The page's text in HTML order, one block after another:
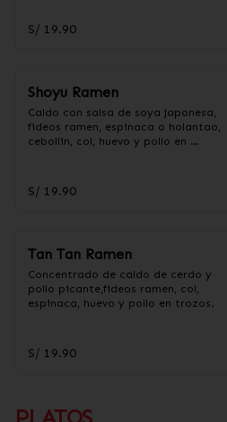
S/ 19.90
Shoyu Ramen
Caldo con salsa de soya japonesa,
fideos ramen, espinaca o holantao,
cebollin, col, huevo y pollo en
S/ 19.90
Tan Tan Ramen
Concentrado de caldo de cerdo y
pollo picante,fideos ramen, col,
espinaca, huevo y pollo en trozos.
S/ 19.90